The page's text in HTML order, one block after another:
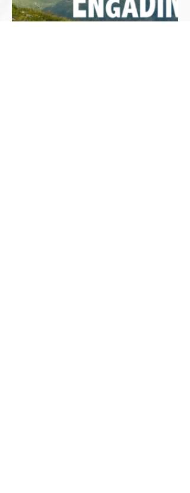
Momente erinnern uns daran,
warum wir laufen: klare Luft, stille